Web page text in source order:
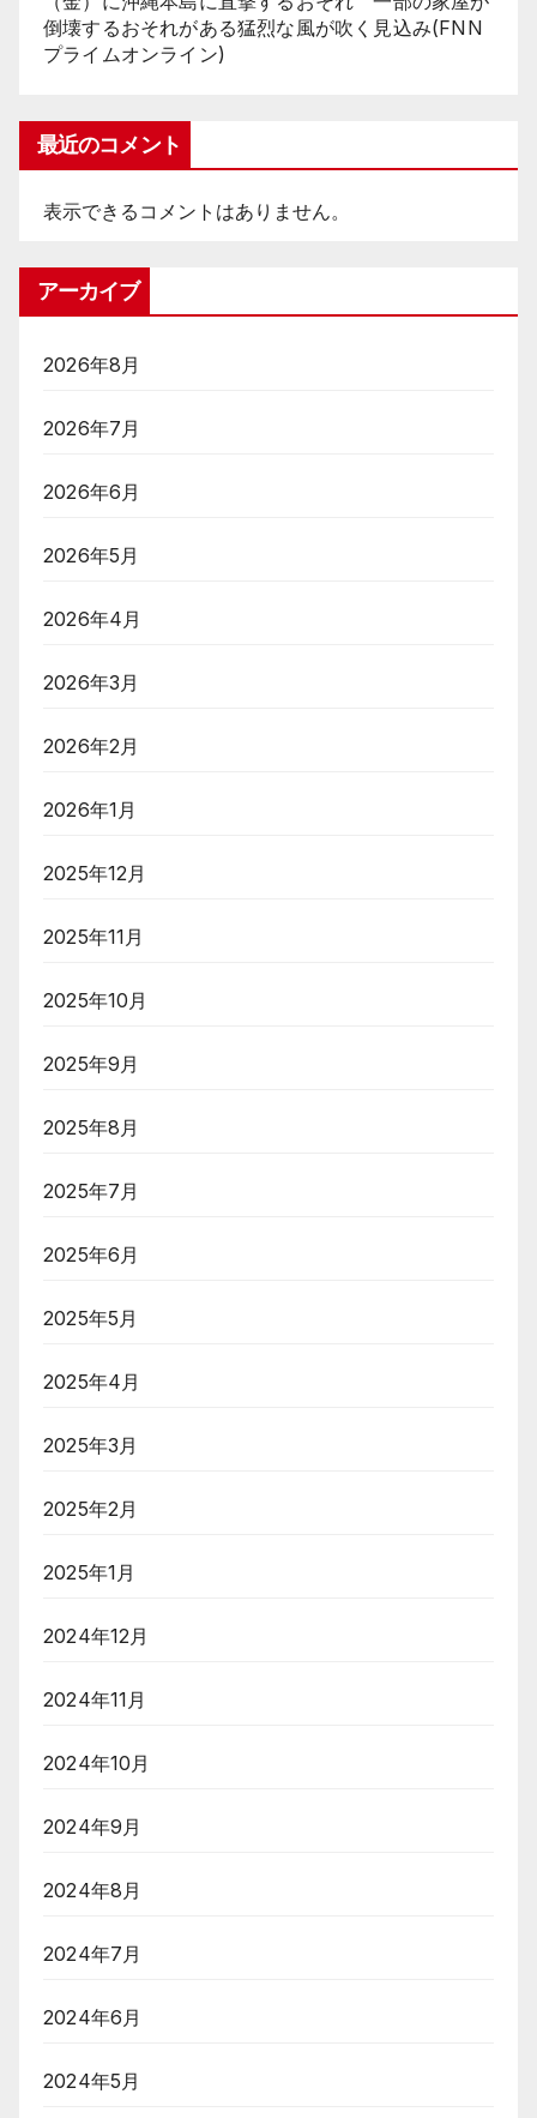
倒壊するおそれがある猛烈な風が吹く見込み(FNN
プライムオンライン)
最近のコメント
表示できるコメントはありません。
アーカイブ
2026年8月
2026年7月
2026年6月
2026年5月
2026年4月
2026年3月
2026年2月
2026年1月
2025年12月
2025年11月
2025年10月
2025年9月
2025年8月
2025年7月
2025年6月
2025年5月
2025年4月
2025年3月
2025年2月
2025年1月
2024年12月
2024年11月
2024年10月
2024年9月
2024年8月
2024年7月
2024年6月
2024年5月